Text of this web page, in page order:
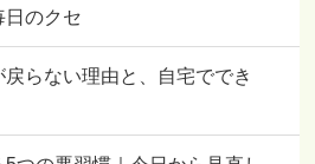
日のクセ
らない理由と、自宅ででき